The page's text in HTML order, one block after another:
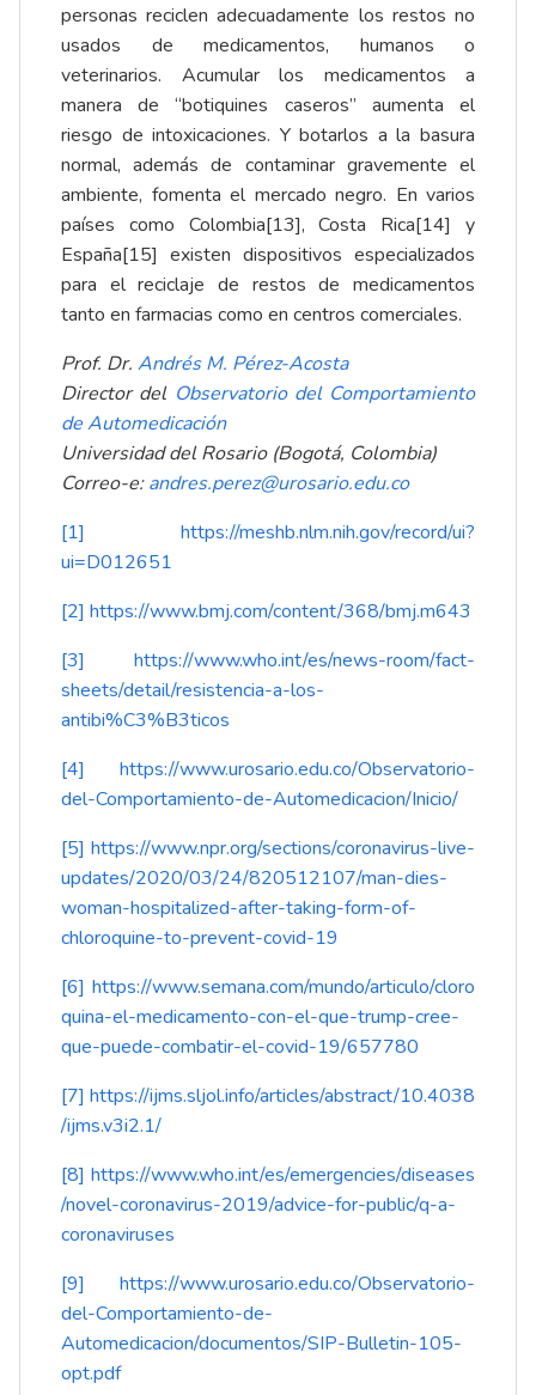
personas reciclen adecuadamente los restos no
usados de medicamentos, humanos o
veterinarios. Acumular los medicamentos a
manera de “botiquines caseros” aumenta el
riesgo de intoxicaciones. Y botarlos a la basura
normal, además de contaminar gravemente el
ambiente, fomenta el mercado negro. En varios
países como Colombia[13], Costa Rica[14]
y
España[15] existen dispositivos especializados
para el reciclaje de restos de medicamentos
tanto en farmacias como en centros comerciales.
Prof. Dr. Andrés M. Pérez-Acosta
Director del Observatorio del Comportamiento
de Automedicación
Universidad del Rosario (Bogotá, Colombia)
Correo-e:andres.perez@urosario.edu.co
[1]
https://meshb.nlm.nih.gov/record/ui?
ui=D012651
[2] https://www.bmj.com/content/368/bmj.m643
[3]
https://www.who.int/es/news-room/fact-
sheets/detail/resistencia-a-los-
antibi%C3%B3ticos
[4]
https://www.urosario.edu.co/Observatorio-
del-Comportamiento-de-Automedicacion/Inicio/
[5] https://www.npr.org/sections/coronavirus-live-
updates/2020/03/24/820512107/man-dies-
woman-hospitalized-after-taking-form-of-
chloroquine-to-prevent-covid-19
[6] https://www.semana.com/mundo/articulo/cloro
quina-el-medicamento-con-el-que-trump-cree-
que-puede-combatir-el-covid-19/657780
[7] https://ijms.sljol.info/articles/abstract/10.4038
/ijms.v3i2.1/
[8] https://www.who.int/es/emergencies/diseases
/novel-coronavirus-2019/advice-for-public/q-a-
coronaviruses
[9]
https://www.urosario.edu.co/Observatorio-
del-Comportamiento-de-
Automedicacion/documentos/SIP-Bulletin-105-
opt.pdf